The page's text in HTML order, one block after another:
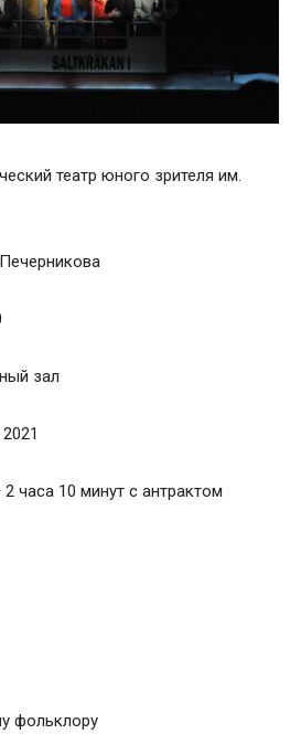
театр юного зрителя им.
зал
часа 10 минут с антрактом
фольклору